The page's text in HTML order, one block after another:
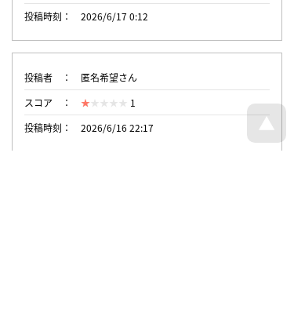
投稿時刻
2026/6/17 0:12
投稿者
匿名希望さん
スコア
1
投稿時刻
2026/6/16 22:17